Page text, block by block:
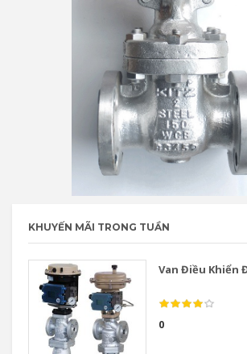
KHUYẾN MÃI TRONG TUẦN
Van Điều Khiển
0